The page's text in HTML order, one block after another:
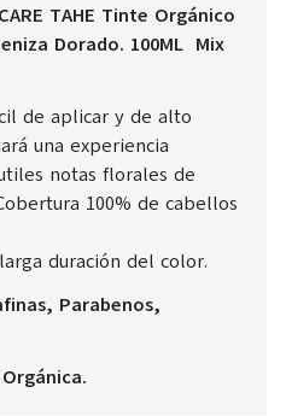
TAHE Tinte Orgánico
Dorado. 100ML Mix
de aplicar y de alto
una experiencia
notas florales de
100% de cabellos
duración del color.
Parabenos,